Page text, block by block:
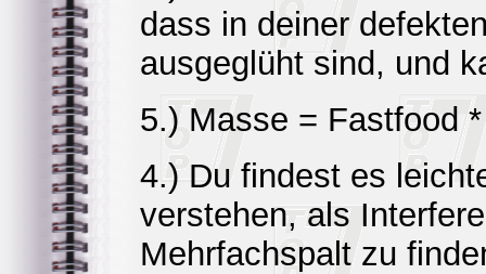
dass in deiner
ausgeglüht sind, und
5.) Masse = Fastfood
4.) Du findest es
verstehen, als
Mehrfachspalt zu